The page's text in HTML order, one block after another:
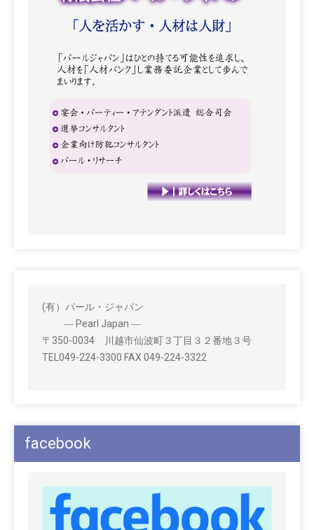
(有）パール・ジャパン
― Pearl Japan ―
〒350-0034 川越市仙波町３丁目３２番地３号
TEL049-224-3300 FAX 049-224-3322
facebook